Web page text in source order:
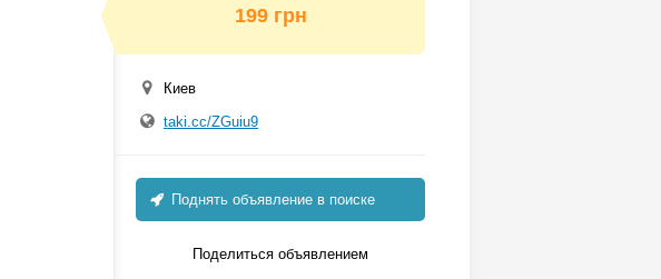
199 грн
Киев
taki.cc/ZGuiu9
Поднять объявление в поиске
Поделиться объявлением